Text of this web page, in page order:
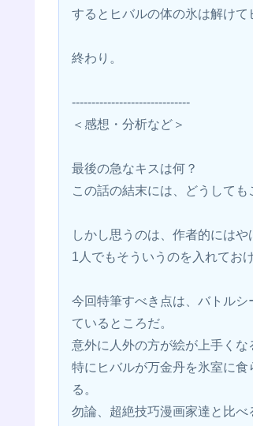
するとヒバルの体の氷は解けて
終わり。
------------------------------
＜感想・分析など＞
最後の急なキスは何？
この話の結末には、どうして
しかし思うのは、作者的には
1人でもそういうのを入れてお
今回特筆すべき点は、バトル
ているところだ。
意外に人外の方が絵が上手くな
特にヒバルが万金丹を氷室に
る。
勿論、超絶技巧漫画家達と比